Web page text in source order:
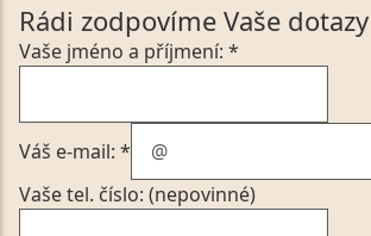
Rádi zodpovíme Vaše dotazy
Vaše jméno a příjmení: *
Váš e-mail: *
Vaše tel. číslo: (nepovinné)